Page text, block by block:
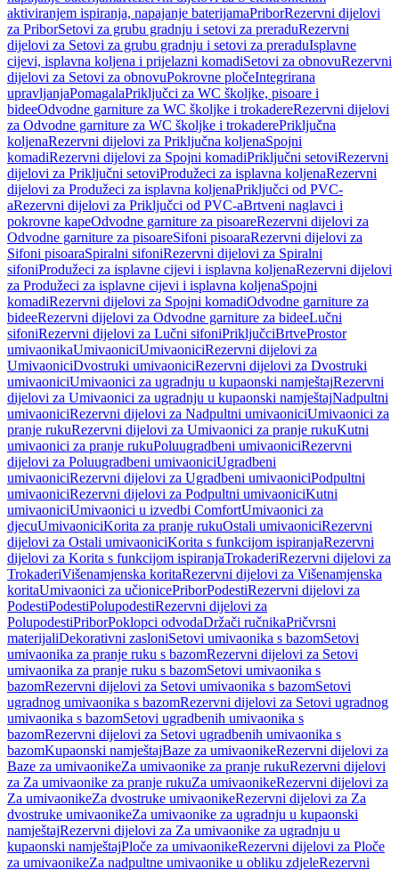
aktiviranjem ispiranja, napajanje baterijamaPriborRezervni dijelovi
za PriborSetovi za grubu gradnju i setovi za preraduRezervni
dijelovi za Setovi za grubu gradnju i setovi za preraduIsplavne
cijevi, isplavna koljena i prijelazni komadiSetovi za obnovuRezervni
dijelovi za Setovi za obnovuPokrovne pločeIntegrirana
upravljanjaPomagalaPriključci za WC školjke, pisoare i
bideeOdvodne garniture za WC školjke i trokadereRezervni dijelovi
za Odvodne garniture za WC školjke i trokaderePriključna
koljenaRezervni dijelovi za Priključna koljenaSpojni
komadiRezervni dijelovi za Spojni komadiPriključni setoviRezervni
dijelovi za Priključni setoviProdužeci za isplavna koljenaRezervni
dijelovi za Produžeci za isplavna koljenaPriključci od PVC-
aRezervni dijelovi za Priključci od PVC-aBrtveni naglavci i
pokrovne kapeOdvodne garniture za pisoareRezervni dijelovi za
Odvodne garniture za pisoareSifoni pisoaraRezervni dijelovi za
Sifoni pisoaraSpiralni sifoniRezervni dijelovi za Spiralni
sifoniProdužeci za isplavne cijevi i isplavna koljenaRezervni dijelovi
za Produžeci za isplavne cijevi i isplavna koljenaSpojni
komadiRezervni dijelovi za Spojni komadiOdvodne garniture za
bideeRezervni dijelovi za Odvodne garniture za bideeLučni
sifoniRezervni dijelovi za Lučni sifoniPriključciBrtveProstor
umivaonikaUmivaoniciUmivaoniciRezervni dijelovi za
UmivaoniciDvostruki umivaoniciRezervni dijelovi za Dvostruki
umivaoniciUmivaonici za ugradnju u kupaonski namještajRezervni
dijelovi za Umivaonici za ugradnju u kupaonski namještajNadpultni
umivaoniciRezervni dijelovi za Nadpultni umivaoniciUmivaonici za
pranje rukuRezervni dijelovi za Umivaonici za pranje rukuKutni
umivaonici za pranje rukuPoluugradbeni umivaoniciRezervni
dijelovi za Poluugradbeni umivaoniciUgradbeni
umivaoniciRezervni dijelovi za Ugradbeni umivaoniciPodpultni
umivaoniciRezervni dijelovi za Podpultni umivaoniciKutni
umivaoniciUmivaonici u izvedbi ComfortUmivaonici za
djecuUmivaoniciKorita za pranje rukuOstali umivaoniciRezervni
dijelovi za Ostali umivaoniciKorita s funkcijom ispiranjaRezervni
dijelovi za Korita s funkcijom ispiranjaTrokaderiRezervni dijelovi za
TrokaderiVišenamjenska koritaRezervni dijelovi za Višenamjenska
koritaUmivaonici za učionicePriborPodestiRezervni dijelovi za
PodestiPodestiPolupodestiRezervni dijelovi za
PolupodestiPriborPoklopci odvodaDržači ručnikaPričvrsni
materijaliDekorativni zasloniSetovi umivaonika s bazomSetovi
umivaonika za pranje ruku s bazomRezervni dijelovi za Setovi
umivaonika za pranje ruku s bazomSetovi umivaonika s
bazomRezervni dijelovi za Setovi umivaonika s bazomSetovi
ugradnog umivaonika s bazomRezervni dijelovi za Setovi ugradnog
umivaonika s bazomSetovi ugradbenih umivaonika s
bazomRezervni dijelovi za Setovi ugradbenih umivaonika s
bazomKupaonski namještajBaze za umivaonikeRezervni dijelovi za
Baze za umivaonikeZa umivaonike za pranje rukuRezervni dijelovi
za Za umivaonike za pranje rukuZa umivaonikeRezervni dijelovi za
Za umivaonikeZa dvostruke umivaonikeRezervni dijelovi za Za
dvostruke umivaonikeZa umivaonike za ugradnju u kupaonski
namještajRezervni dijelovi za Za umivaonike za ugradnju u
kupaonski namještajPloče za umivaonikeRezervni dijelovi za Ploče
za umivaonikeZa nadpultne umivaonike u obliku zdjeleRezervni